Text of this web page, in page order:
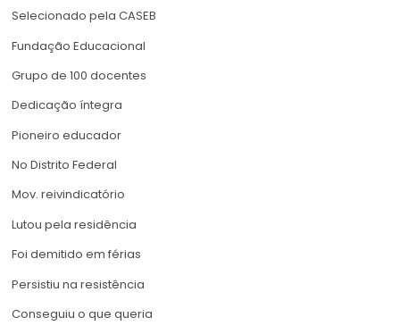
Selecionado pela CASEB
Fundação Educacional
Grupo de 100 docentes
Dedicação íntegra
Pioneiro educador
No Distrito Federal
Mov. reivindicatório
Lutou pela residência
Foi demitido em férias
Persistiu na resistência
Conseguiu o que queria